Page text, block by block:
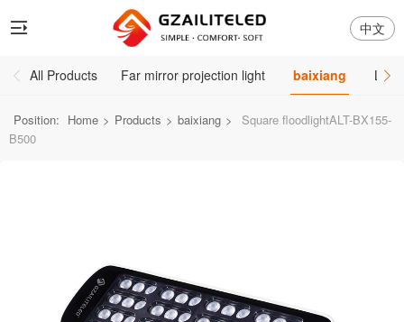
中文
All Products Far mirror projection light baixiang
Position: Home > Products > baixiang >
Square floodlightALT-BX155-
B500